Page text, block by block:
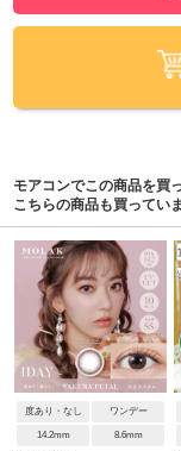
モアコンでこの商品を買
こちらの商品も買ってい
度あり・なし ワンデー
14.2mm 8.6mm